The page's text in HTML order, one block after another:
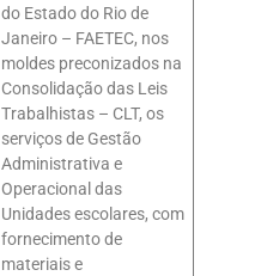
do Estado do Rio de
Janeiro – FAETEC, nos
moldes preconizados na
Consolidação das Leis
Trabalhistas – CLT, os
serviços de Gestão
Administrativa e
Operacional das
Unidades escolares, com
fornecimento de
materiais e